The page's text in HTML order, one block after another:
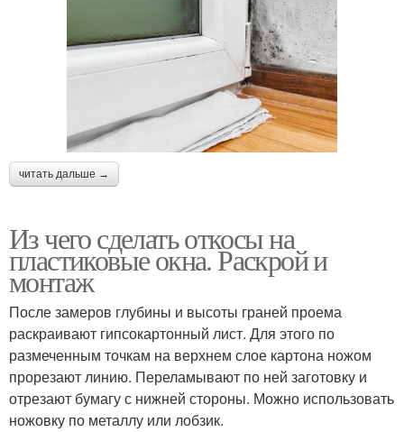
читать дальше →
Из чего сделать откосы на
пластиковые окна. Раскрой и
монтаж
После замеров глубины и высоты граней проема
раскраивают гипсокартонный лист. Для этого по
размеченным точкам на верхнем слое картона ножом
прорезают линию. Переламывают по ней заготовку и
отрезают бумагу с нижней стороны. Можно использовать
ножовку по металлу или лобзик.